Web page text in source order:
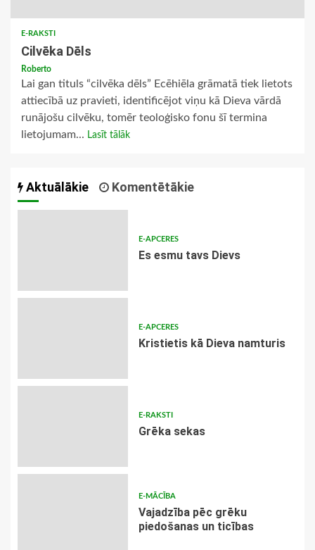
E-RAKSTI
Cilvēka Dēls
Roberto
Lai gan tituls “cilvēka dēls” Ecēhiēla grāmatā tiek lietots
attiecībā uz pravieti, identificējot viņu kā Dieva vārdā
runājošu cilvēku, tomēr teoloģisko fonu šī termina
lietojumam... Lasīt tālāk
Aktuālākie Komentētākie
E-APCERES
Es esmu tavs Dievs
E-APCERES
Kristietis kā Dieva namturis
E-RAKSTI
Grēka sekas
E-MĀCĪBA
Vajadzība pēc grēku
piedošanas un ticības